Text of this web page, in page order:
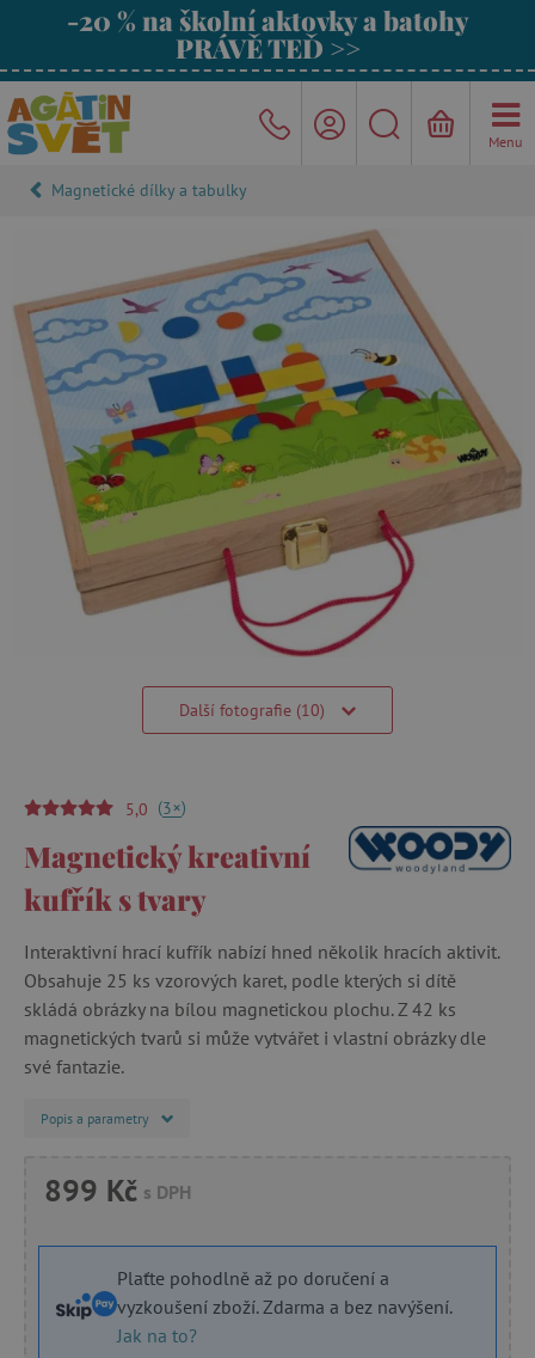
-20 % na školní aktovky a batohy
PRÁVĚ TEĎ >>
Menu
Magnetické dílky a tabulky
Další fotografie (10)
5,0 (3+)
Magnetický kreativní
kufřík s tvary
Interaktivní hrací kufřík nabízí hned několik hracích aktivit.
Obsahuje 25 ks vzorových karet, podle kterých si dítě
skládá obrázky na bílou magnetickou plochu. Z 42 ks
magnetických tvarů si může vytvářet i vlastní obrázky dle
své fantazie.
Popis a parametry
899 Kč s DPH
Plaťte pohodlně až po doručení a
vyzkoušení zboží. Zdarma a bez navýšení.
Jak na to?